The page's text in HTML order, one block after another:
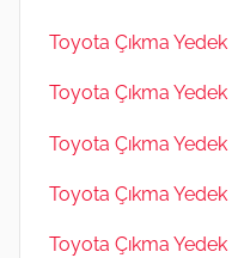
Toyota Çıkma
Toyota Çıkma
Toyota Çıkma
Toyota Çıkma
Toyota Çıkma